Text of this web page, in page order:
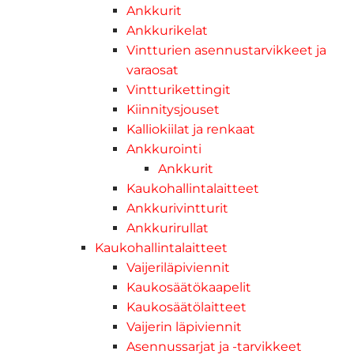
Ankkurit
Ankkurikelat
Vintturien asennustarvikkeet ja
varaosat
Vintturikettingit
Kiinnitysjouset
Kalliokiilat ja renkaat
Ankkurointi
Ankkurit
Kaukohallintalaitteet
Ankkurivintturit
Ankkurirullat
Kaukohallintalaitteet
Vaijeriläpiviennit
Kaukosäätökaapelit
Kaukosäätölaitteet
Vaijerin läpiviennit
Asennussarjat ja -tarvikkeet